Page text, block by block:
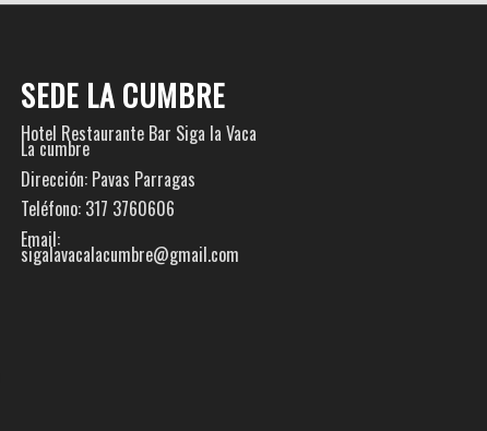
SEDE LA CUMBRE
Hotel Restaurante Bar Siga la Vaca
La cumbre
Dirección: Pavas Parragas
Teléfono: 317 3760606
Email:
sigalavacalacumbre@gmail.com